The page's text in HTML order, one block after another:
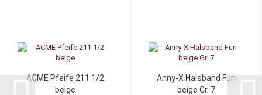
ACME Pfeife 211 1/2
beige
Anny-X Halsband Fun
beige Gr. 7